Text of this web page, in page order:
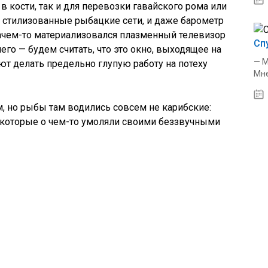
кости, так и для перевозки гавайского рома или
стилизованные рыбацкие сети, и даже барометр
то материализовался плазменный телевизор
— будем считать, что это окно, выходящее на
делать предельно глупую работу на потеху
но рыбы там водились совсем не карибские:
о чем-то умоляли своими беззвучными
—